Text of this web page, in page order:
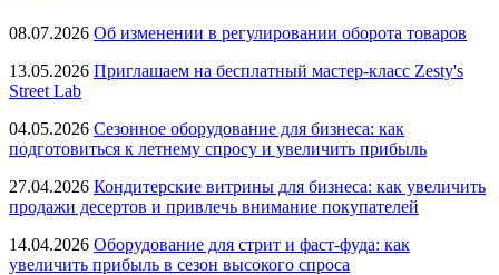
08.07.2026 Об изменении в регулировании оборота товаров
13.05.2026 Приглашаем на бесплатный мастер-класс Zesty's
Street Lab
04.05.2026 Сезонное оборудование для бизнеса: как
подготовиться к летнему спросу и увеличить прибыль
27.04.2026 Кондитерские витрины для бизнеса: как увеличить
продажи десертов и привлечь внимание покупателей
14.04.2026 Оборудование для стрит и фаст-фуда: как
увеличить прибыль в сезон высокого спроса